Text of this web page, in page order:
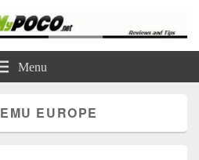
, VPN , Webhosting
Menu
EUROPE